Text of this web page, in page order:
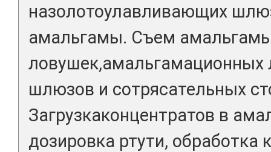
назолотоулавливающих
амальгамы. Съем
ловушек,амальгамационных
шлюзов и сотрясательных
Загрузкаконцентратов в
дозировка ртути, обработка